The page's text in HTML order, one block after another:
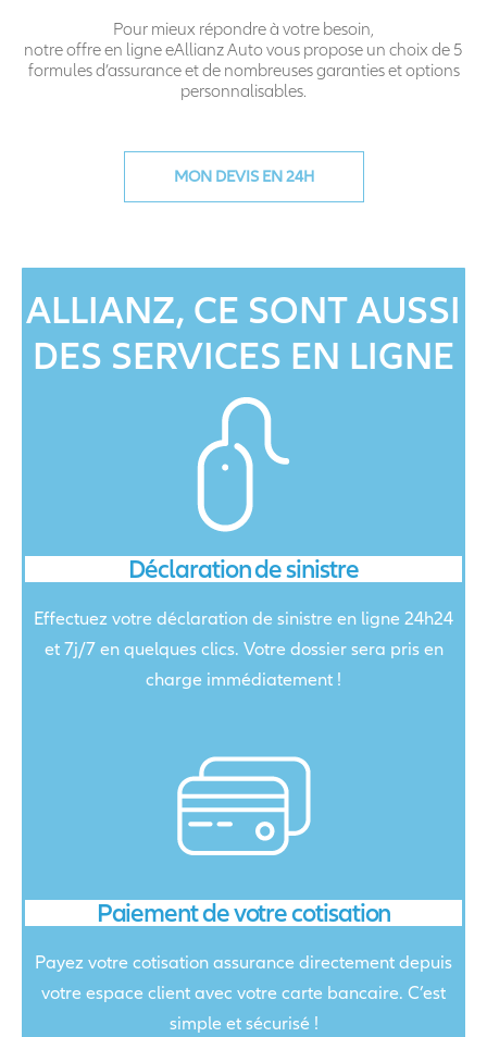
Pour mieux répondre à votre besoin,
notre offre en ligne eAllianz Auto vous propose un choix de 5
formules d’assurance et de nombreuses garanties et options
personnalisables.
MON DEVIS EN 24H
ALLIANZ, CE SONT AUSSI
DES SERVICES EN LIGNE
Déclaration de sinistre
Effectuez votre déclaration de sinistre en ligne 24h24
et 7j/7 en quelques clics. Votre dossier sera pris en
charge immédiatement !
Paiement de votre cotisation
Payez votre cotisation assurance directement depuis
votre espace client avec votre carte bancaire. C’est
simple et sécurisé !